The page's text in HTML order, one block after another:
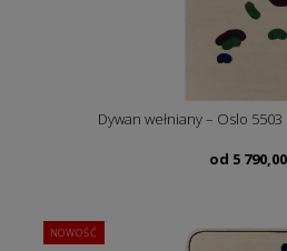
Dywan wełniany – Oslo
od 5 790,00
NOWOŚĆ